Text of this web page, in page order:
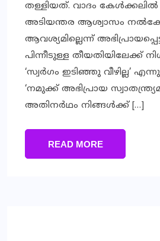
തള്ളിയത്. വാദം
അടിയന്തര ആശ്വാസം
ആവശ്യമില്ലെന്ന്
പിന്നീടുള്ള തീയതിയിലേക്ക്
‘സ്വര്‍ഗം ഇടിഞ്ഞു വീഴില്ല’
‘നമുക്ക് അഭിപ്രായ
അതിനര്‍ഥം നിങ്ങള്‍ക്ക് […]
READ MORE